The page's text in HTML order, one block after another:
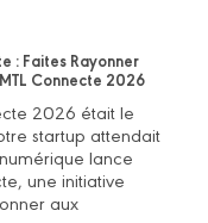
: Faites Rayonner
Connecte 2026
2026 était le
startup attendait
lance
une initiative
aux